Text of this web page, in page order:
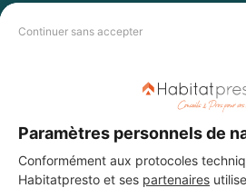
Continuer sans accepter
Paramètres personnels de
Conformément aux protocoles
Habitatpresto et ses partenaires
PAS LE
Vous souhaitez réaliser des travaux et
professionnels partout